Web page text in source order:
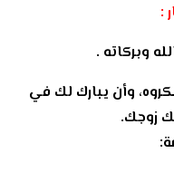
:
وبركاته .
وأن يبارك لك في
زوجك.